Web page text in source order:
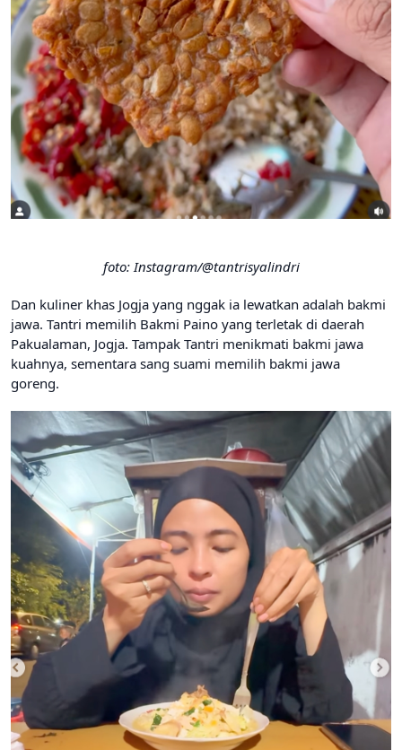
foto: Instagram/@tantrisyalindri
Dan kuliner khas Jogja yang nggak ia lewatkan adalah bakmi
jawa. Tantri memilih Bakmi Paino yang terletak di daerah
Pakualaman, Jogja. Tampak Tantri menikmati bakmi jawa
kuahnya, sementara sang suami memilih bakmi jawa
goreng.